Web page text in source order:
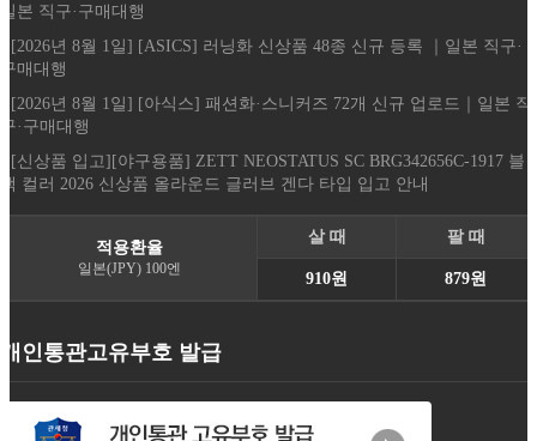
일본 직구·구매대행
- [2026년 8월 1일] [ASICS] 러닝화 신상품 48종 신규 등록 ｜일본 직구·
구매대행
- [2026년 8월 1일] [아식스] 패션화·스니커즈 72개 신규 업로드｜일본 직
구·구매대행
- [신상품 입고][야구용품] ZETT NEOSTATUS SC BRG342656C-1917 블
랙 컬러 2026 신상품 올라운드 글러브 겐다 타입 입고 안내
적용환율
일본(JPY) 100엔
살 때 팔 때
910원 879원
개인통관고유부호 발급